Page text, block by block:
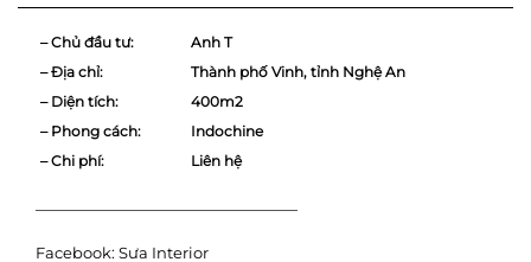
– Chủ đầu tư:
Anh T
– Địa chỉ:
Thành phố Vinh, tỉnh Nghệ An
– Diện tích:
400m2
– Phong cách:
Indochine
– Chi phí:
Liên hệ
—————————————————
Facebook:Sưa Interior